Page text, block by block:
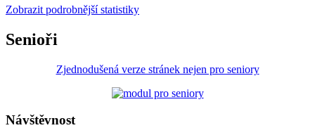
Zobrazit podrobnější statistiky
Senioři
Zjednodušená verze stránek nejen pro seniory
Návštěvnost